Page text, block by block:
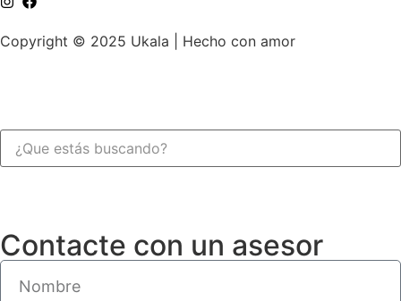
Copyright © 2025 Ukala | Hecho con amor
Contacte con un asesor